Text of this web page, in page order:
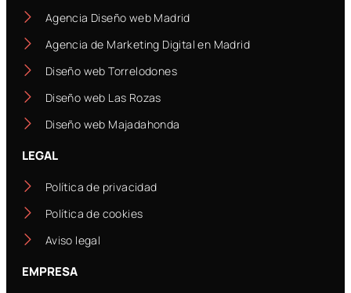
Agencia Diseño web Madrid
Agencia de Marketing Digital en Madrid
Diseño web Torrelodones
Diseño web Las Rozas
Diseño web Majadahonda
LEGAL
Política de privacidad
Política de cookies
Aviso legal
EMPRESA